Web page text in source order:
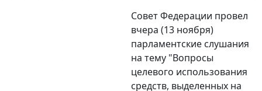
Совет Федерации провел
вчера (13 ноября)
парламентские слушания
на тему "Вопросы
целевого использования
средств, выделенных на